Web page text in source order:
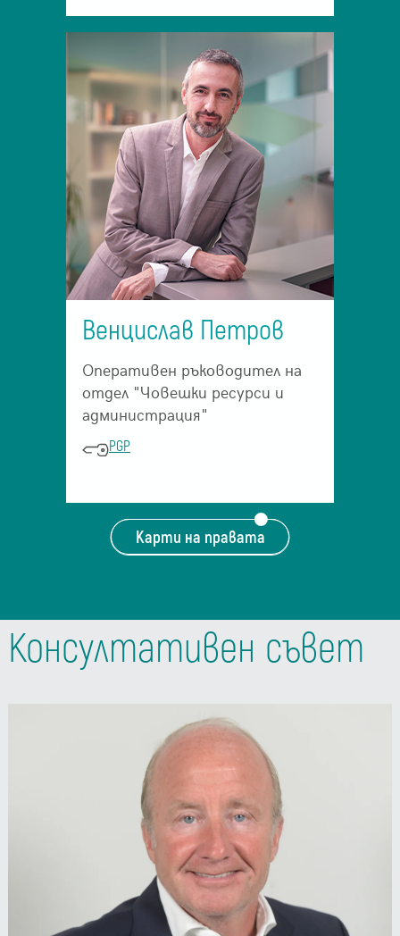
Венцислав Петров
Оперативен ръководител на
отдел "Човешки ресурси и
администрация"
PGP
Карти на правата
Консултативен съвет